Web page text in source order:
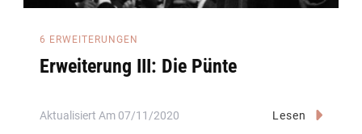
6 ERWEITERUNGEN
Erweiterung III: Die Pünte
Aktualisiert Am 07/11/2020 Lesen